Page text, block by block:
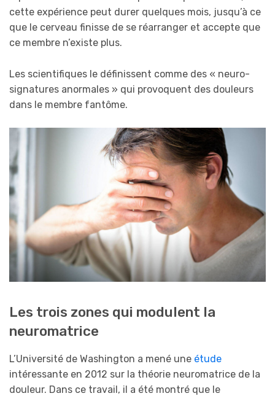
cette expérience peut durer quelques mois, jusqu’à ce
que le cerveau finisse de se réarranger et accepte que
ce membre n’existe plus.
Les scientifiques le définissent comme des « neuro-
signatures anormales » qui provoquent des douleurs
dans le membre fantôme.
Les trois zones qui modulent la
neuromatrice
L’Université de Washington a mené une étude
intéressante en 2012 sur la théorie neuromatrice de la
douleur. Dans ce travail, il a été montré que le